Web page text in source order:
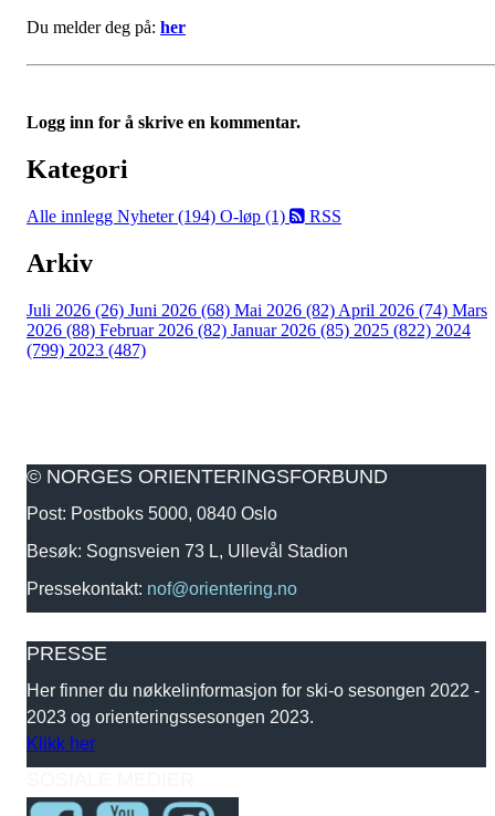
Du melder deg på: her
Logg inn for å skrive en kommentar.
Kategori
Alle innlegg Nyheter (194) O-løp (1) RSS
Arkiv
Juli 2026 (26) Juni 2026 (68) Mai 2026 (82) April 2026 (74) Mars
2026 (88) Februar 2026 (82) Januar 2026 (85) 2025 (822) 2024
(799) 2023 (487)
© NORGES ORIENTERINGSFORBUND
Post: Postboks 5000, 0840 Oslo
Besøk: Sognsveien 73 L, Ullevål Stadion
Pressekontakt: nof@orientering.no
PRESSE
Her finner du nøkkelinformasjon for ski-o sesongen 2022 -
2023 og orienteringssesongen 2023.
Klikk her